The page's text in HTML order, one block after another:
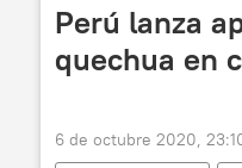
Perú lanza
quechua en
6 de octubre 2020,